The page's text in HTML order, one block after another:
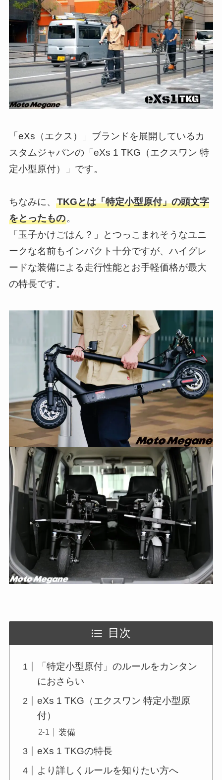
「eXs（エクス）」ブランドを展開しているカ
スタムジャパンの「eXs 1 TKG（エクスワン 特
定小型原付）」です。
ちなみに、 TKGとは「特定小型原付」の頭文字
をとったもの。
「玉子かけごはん？」とつっこまれそうなユニ
ークな名前もインパクト十分ですが、ハイグレ
ードな装備による走行性能とお手軽価格が最大
の特長です。
目次
「特定小型原付」のルールをカンタン
におさらい
eXs 1 TKG（エクスワン 特定小型原
付）
装備
eXs 1 TKGの特長
より詳しくルールを知りたい方へ